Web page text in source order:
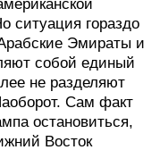
ситуация гораздо
Эмираты и
собой единый
не разделяют
Сам факт
остановиться,
Восток